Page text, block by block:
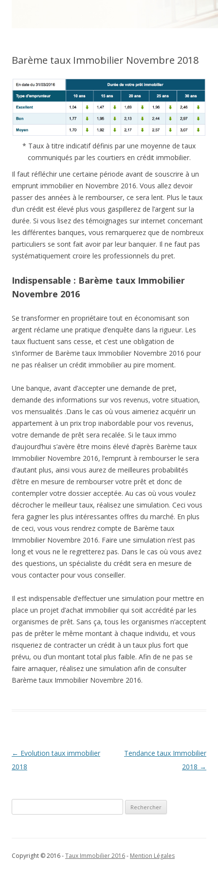
Barème taux Immobilier Novembre 2018
* Taux à titre indicatif définis par une moyenne de taux
communiqués par les courtiers en crédit immobilier.
Il faut réfléchir une certaine période avant de souscrire à un
emprunt immobilier en Novembre 2016. Vous allez devoir
passer des années à le rembourser, ce sera lent. Plus le taux
d’un crédit est élevé plus vous gaspillerez de l’argent sur la
durée. Si vous lisez des témoignages sur internet concernant
les différentes banques, vous remarquerez que de nombreux
particuliers se sont fait avoir par leur banquier. Il ne faut pas
systématiquement croire les professionnels du pret.
Indispensable : Barème taux Immobilier
Novembre 2016
Se transformer en propriétaire tout en économisant son
argent réclame une pratique d’enquête dans la rigueur. Les
taux fluctuent sans cesse, et c’est une obligation de
s’informer de Barème taux Immobilier Novembre 2016 pour
ne pas réaliser un crédit immobilier au pire moment.
Une banque, avant d’accepter une demande de pret,
demande des informations sur vos revenus, votre situation,
vos mensualités .Dans le cas où vous aimeriez acquérir un
appartement à un prix trop inabordable pour vos revenus,
votre demande de prêt sera recalée. Si le taux immo
d’aujourd’hui s’avère être moins élevé d’après Barème taux
Immobilier Novembre 2016, l’emprunt à rembourser le sera
d’autant plus, ainsi vous aurez de meilleures probabilités
d’être en mesure de rembourser votre prêt et donc de
contempler votre dossier acceptée. Au cas où vous voulez
décrocher le meilleur taux, réalisez une simulation. Ceci vous
fera gagner les plus intéressantes offres du marché. En plus
de ceci, vous vous rendrez compte de Barème taux
Immobilier Novembre 2016. Faire une simulation n’est pas
long et vous ne le regretterez pas. Dans le cas où vous avez
des questions, un spécialiste du crédit sera en mesure de
vous contacter pour vous conseiller.
Il est indispensable d’effectuer une simulation pour mettre en
place un projet d’achat immobilier qui soit accrédité par les
organismes de prêt. Sans ça, tous les organismes n’acceptent
pas de prêter le même montant à chaque individu, et vous
risqueriez de contracter un crédit à un taux plus fort que
prévu, ou d’un montant total plus faible. Afin de ne pas se
faire arnaquer, réalisez une simulation afin de consulter
Barème taux Immobilier Novembre 2016.
Navigation
des
← Evolution taux immobilier
2018
Tendance taux Immobilier
2018 →
Copyright © 2016 -Taux Immobilier 2016- Mention Légales